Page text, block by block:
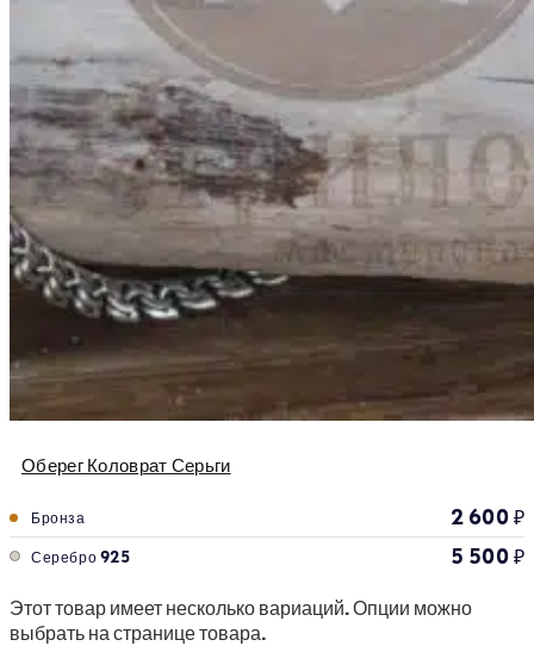
Оберег Коловрат Серьги
Бронза 2 600₽
Серебро 925 5 500₽
Этот товар имеет несколько вариаций. Опции можно
выбрать на странице товара.